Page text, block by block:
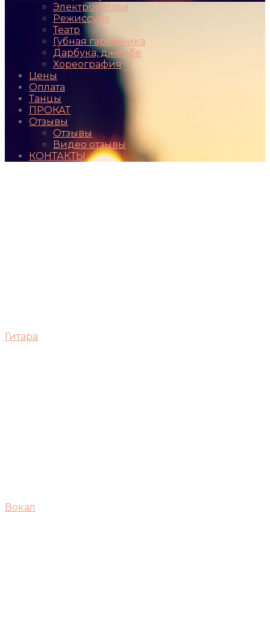
Электрогитара
Режиссура
Театр
Губная гармоника
Дарбука, джембе
Хореография
Цены
Оплата
Танцы
ПРОКАТ
Отзывы
Отзывы
Видео отзывы
КОНТАКТЫ
Гитара
Вокал